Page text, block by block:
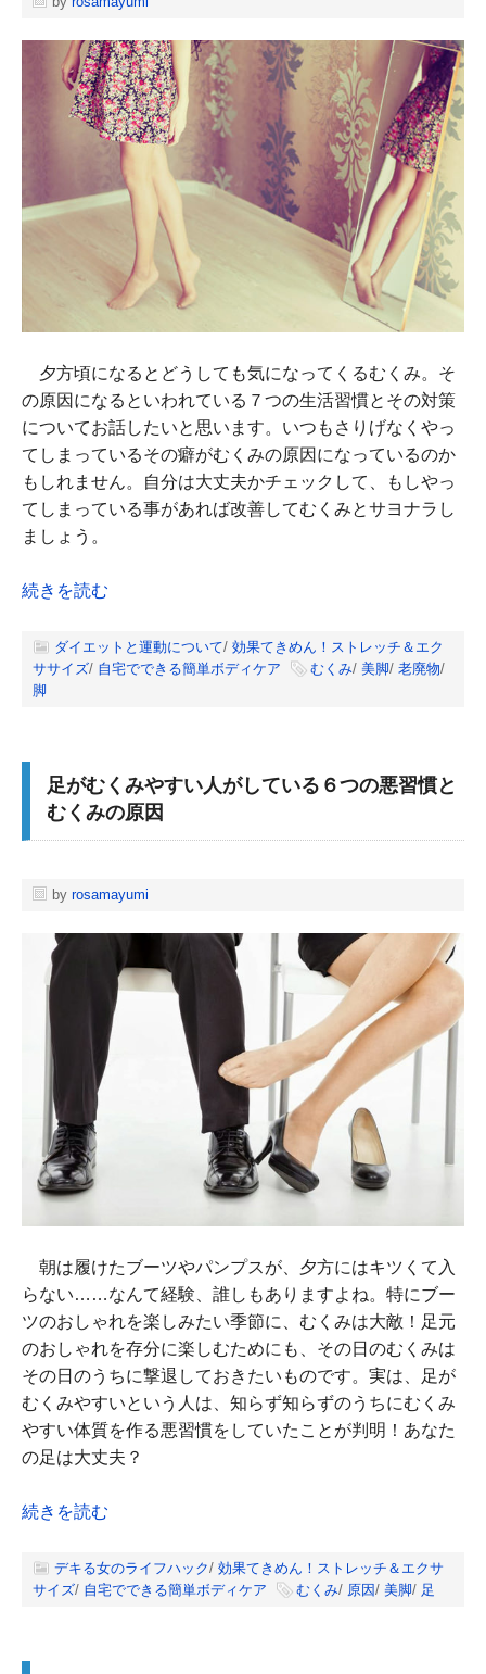
夕方頃になるとどうしても気になってくるむくみ。そ
の原因になるといわれている７つの生活習慣とその対策
についてお話したいと思います。いつもさりげなくやっ
てしまっているその癖がむくみの原因になっているのか
もしれません。自分は大丈夫かチェックして、もしやっ
てしまっている事があれば改善してむくみとサヨナラし
ましょう。
続きを読む
ダイエットと運動について/ 効果てきめん！ストレッチ＆エク
ササイズ/ 自宅でできる簡単ボディケア むくみ/ 美脚/ 老廃物/
脚
足がむくみやすい人がしている６つの悪習慣と
むくみの原因
by rosamayumi
朝は履けたブーツやパンプスが、夕方にはキツくて入
らない……なんて経験、誰しもありますよね。特にブー
ツのおしゃれを楽しみたい季節に、むくみは大敵！足元
のおしゃれを存分に楽しむためにも、その日のむくみは
その日のうちに撃退しておきたいものです。実は、足が
むくみやすいという人は、知らず知らずのうちにむくみ
やすい体質を作る悪習慣をしていたことが判明！あなた
の足は大丈夫？
続きを読む
デキる女のライフハック/ 効果てきめん！ストレッチ＆エクサ
サイズ/ 自宅でできる簡単ボディケア むくみ/ 原因/ 美脚/ 足